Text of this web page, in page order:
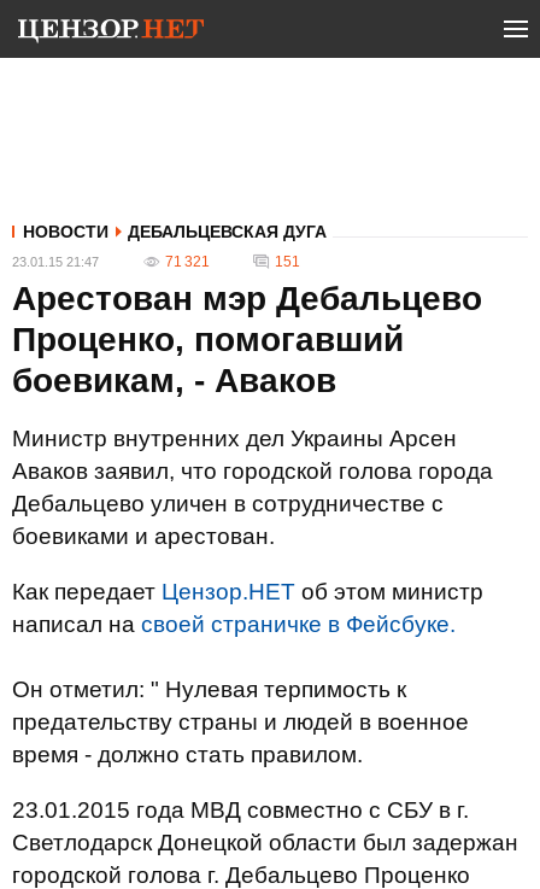
НОВОСТИ ДЕБАЛЬЦЕВСКАЯ ДУГА
23.01.15 21:47 71 321 151
Арестован мэр Дебальцево
Проценко, помогавший
боевикам, - Аваков
Министр внутренних дел Украины Арсен
Аваков заявил, что городской голова города
Дебальцево уличен в сотрудничестве с
боевиками и арестован.
Как передает Цензор.НЕТ об этом министр
написал на своей страничке в Фейсбуке.
Он отметил: " Нулевая терпимость к
предательству страны и людей в военное
время - должно стать правилом.
23.01.2015 года МВД совместно с СБУ в г.
Светлодарск Донецкой области был задержан
городской голова г. Дебальцево Проценко